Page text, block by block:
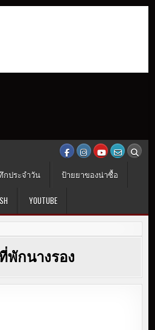
กประจำวัน ป้ายยาของน่าซื้อ
YOUTUBE
พักนางรอง